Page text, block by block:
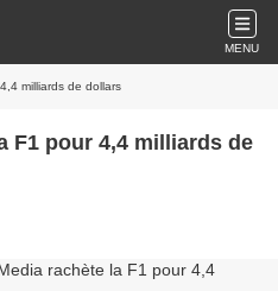
MENU
milliards de dollars
F1 pour 4,4 milliards de